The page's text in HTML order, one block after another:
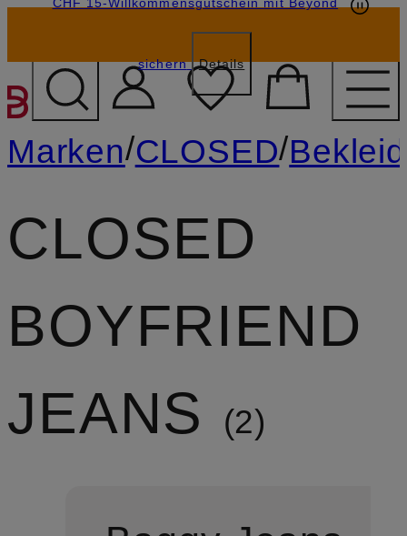
ZUM HAUPTINHALT
sichern Details
Marken/CLOSED/
CLOSED
BOYFRIEND
JEANS
2